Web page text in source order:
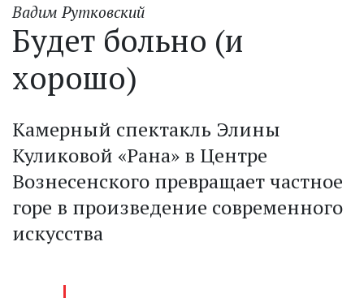
Вадим Рутковский
Будет больно (и
хорошо)
Камерный спектакль Элины
Куликовой «Рана» в Центре
Вознесенского превращает частное
горе в произведение современного
искусства